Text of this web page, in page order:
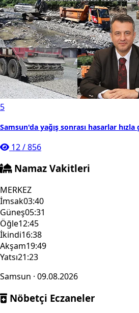
5
Samsun'da yağış sonrası hasarlar
12/856
Namaz Vakitleri
MERKEZ
İmsak03:40
Güneş05:31
Öğle12:45
İkindi16:38
Akşam19:49
Yatsı21:23
Samsun · 09.08.2026
Nöbetçi Eczaneler